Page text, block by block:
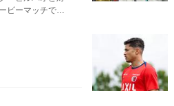
ビーマッチで久